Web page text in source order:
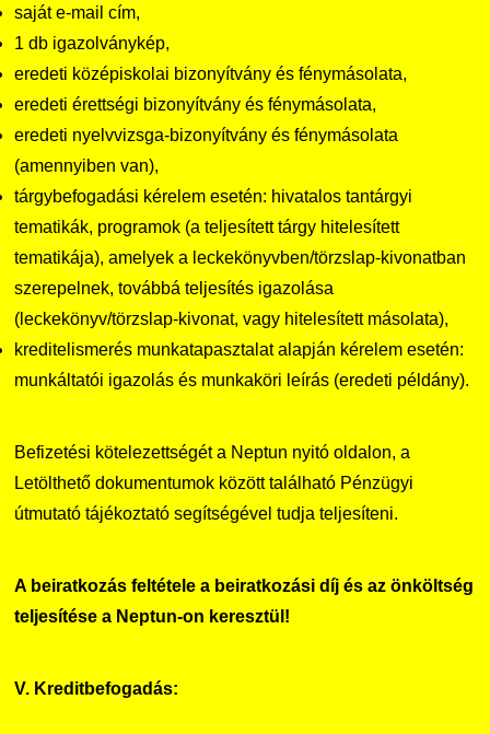
saját e-mail cím,
1 db igazolványkép,
eredeti középiskolai bizonyítvány és fénymásolata,
eredeti érettségi bizonyítvány és fénymásolata,
eredeti nyelvvizsga-bizonyítvány és fénymásolata
(amennyiben van),
tárgybefogadási kérelem esetén: hivatalos tantárgyi
tematikák, programok (a teljesített tárgy hitelesített
tematikája), amelyek a leckekönyvben/törzslap-kivonatban
szerepelnek, továbbá teljesítés igazolása
(leckekönyv/törzslap-kivonat, vagy hitelesített másolata),
kreditelismerés munkatapasztalat alapján kérelem esetén:
munkáltatói igazolás és munkaköri leírás (eredeti példány).
Befizetési kötelezettségét a Neptun nyitó oldalon, a
Letölthető dokumentumok között található Pénzügyi
útmutató tájékoztató segítségével tudja teljesíteni.
A beiratkozás feltétele a beiratkozási díj és az önköltség
teljesítése a Neptun-on keresztül!
V. Kreditbefogadás: